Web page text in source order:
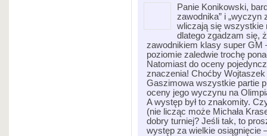
Panie Konikowski,
zawodnika” i „wyczyn
wliczają się wszystkie
dlatego zgadzam się,
zawodnikiem klasy super GM
poziomie zaledwie trochę
Natomiast do oceny
znaczenia! Choćby
Gaszimowa wszystkie partie
oceny jego wyczynu na
A występ był to znakomity.
(nie licząc może Michała
dobry turniej? Jeśli tak, to
występ za wielkie osiągnięcie